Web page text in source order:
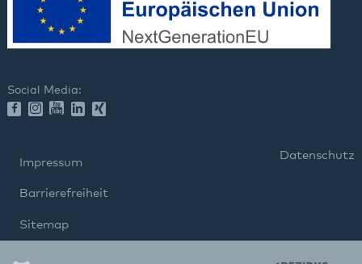
Social Media:
Impressum
Datenschutz
Barrierefreiheit
Sitemap